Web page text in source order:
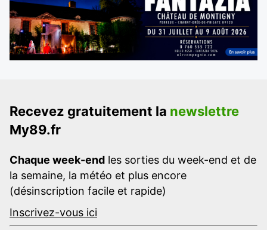
Recevez gratuitement la newslettre
My89.fr
Chaque week-end les sorties du week-end et de
la semaine, la météo et plus encore
(désinscription facile et rapide)
Inscrivez-vous ici